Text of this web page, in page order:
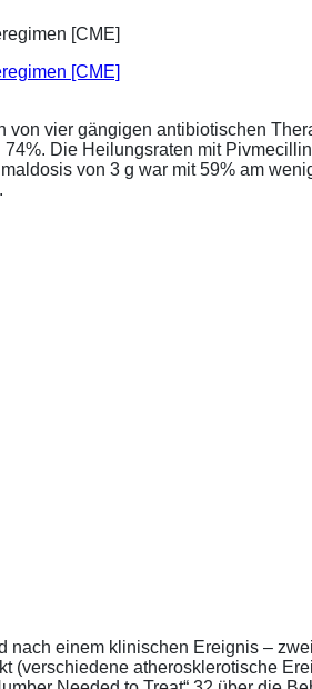
[CME]
vier gängigen antibiotischen
Die Heilungsraten mit
von 3 g war mit 59% am
nach einem klinischen Ereignis –
(verschiedene atherosklerotische